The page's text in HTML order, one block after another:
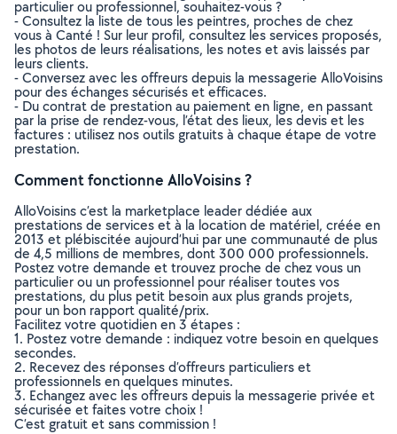
particulier ou professionnel, souhaitez-vous ?
- Consultez la liste de tous les peintres, proches de chez
vous à Canté ! Sur leur profil, consultez les services proposés,
les photos de leurs réalisations, les notes et avis laissés par
leurs clients.
- Conversez avec les offreurs depuis la messagerie AlloVoisins
pour des échanges sécurisés et efficaces.
- Du contrat de prestation au paiement en ligne, en passant
par la prise de rendez-vous, l’état des lieux, les devis et les
factures : utilisez nos outils gratuits à chaque étape de votre
prestation.
Comment fonctionne AlloVoisins ?
AlloVoisins c’est la marketplace leader dédiée aux
prestations de services et à la location de matériel, créée en
2013 et plébiscitée aujourd’hui par une communauté de plus
de 4,5 millions de membres, dont 300 000 professionnels.
Postez votre demande et trouvez proche de chez vous un
particulier ou un professionnel pour réaliser toutes vos
prestations, du plus petit besoin aux plus grands projets,
pour un bon rapport qualité/prix.
Facilitez votre quotidien en 3 étapes :
1. Postez votre demande : indiquez votre besoin en quelques
secondes.
2. Recevez des réponses d’offreurs particuliers et
professionnels en quelques minutes.
3. Echangez avec les offreurs depuis la messagerie privée et
sécurisée et faites votre choix !
C’est gratuit et sans commission !